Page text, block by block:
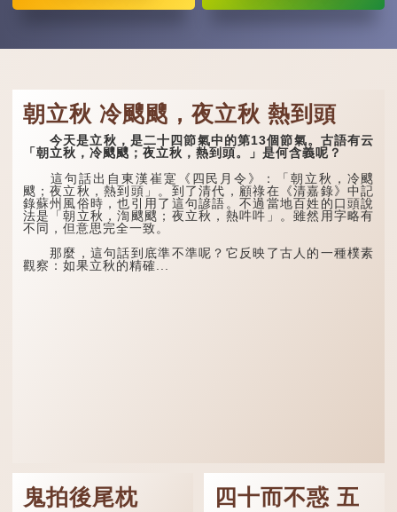
朝立秋 冷颼颼，夜立秋 熱到頭
今天是立秋，是二十四節氣中的第13個節氣。古語有云
「朝立秋，冷颼颼；夜立秋，熱到頭。」是何含義呢？
這句話出自東漢崔寔《四民月令》：「朝立秋，冷颼
颼；夜立秋，熱到頭」。到了清代，顧祿在《清嘉錄》中記
錄蘇州風俗時，也引用了這句諺語。不過當地百姓的口頭說
法是「朝立秋，渹颼颼；夜立秋，熱吽吽」。雖然用字略有
不同，但意思完全一致。
那麼，這句話到底準不準呢？它反映了古人的一種樸素
觀察：如果立秋的精確...
鬼拍後尾枕
四十而不惑 五